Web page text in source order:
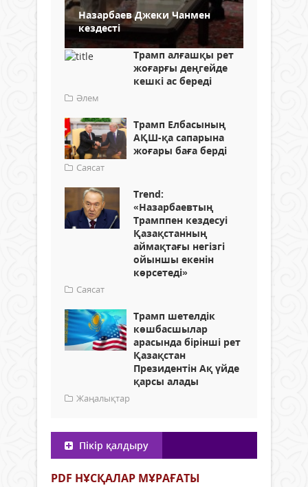
Назарбаев Джеки Чанмен
кездесті
Трамп алғашқы рет
жоғарғы деңгейде
кешкі ас береді
Әлем
Трамп Елбасының
АҚШ-қа сапарына
жоғары баға берді
Саясат
Trend:
«Назарбаевтың
Трамппен кездесуі
Қазақстанның
аймақтағы негізгі
ойыншы екенін
көрсетеді»
Саясат
Трамп шетелдік
көшбасшылар
арасында бірінші рет
Қазақстан
Президентін Ақ үйде
қарсы алады
Жаңалықтар
Пікір қалдыру
PDF НҰСҚАЛАР МҰРАҒАТЫ